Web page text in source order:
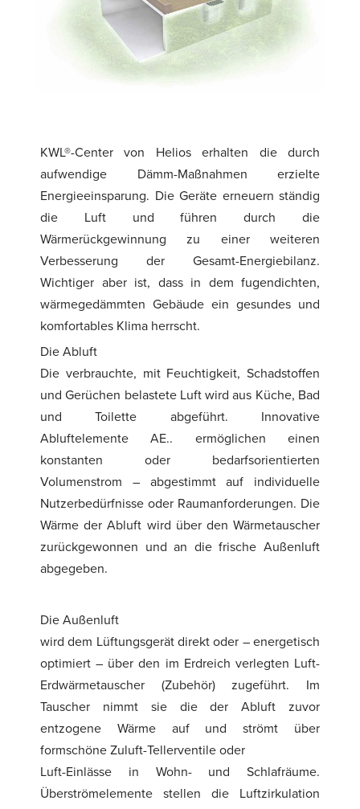
KWL®-Center von Helios erhalten die durch
aufwendige Dämm-Maßnahmen erzielte
Energieeinsparung. Die Geräte erneuern ständig
die Luft und führen durch die
Wärmerückgewinnung zu einer weiteren
Verbesserung der Gesamt-Energiebilanz.
Wichtiger aber ist, dass in dem fugendichten,
wärmegedämmten Gebäude ein gesundes und
komfortables Klima herrscht.
Die Abluft
Die verbrauchte, mit Feuchtigkeit, Schadstoffen
und Gerüchen belastete Luft wird aus Küche, Bad
und Toilette abgeführt. Innovative
Abluftelemente AE.. ermöglichen einen
konstanten oder bedarfsorientierten
Volumenstrom – abgestimmt auf individuelle
Nutzerbedürfnisse oder Raumanforderungen. Die
Wärme der Abluft wird über den Wärmetauscher
zurückgewonnen und an die frische Außenluft
abgegeben.
Die Außenluft
wird dem Lüftungsgerät direkt oder – energetisch
optimiert – über den im Erdreich verlegten Luft-
Erdwärmetauscher (Zubehör) zugeführt. Im
Tauscher nimmt sie die der Abluft zuvor
entzogene Wärme auf und strömt über
formschöne Zuluft-Tellerventile oder
Luft-Einlässe in Wohn- und Schlafräume.
Überströmelemente stellen die Luftzirkulation